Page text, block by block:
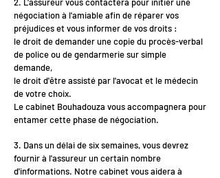
négociation à l'amiable afin de réparer vos
préjudices et vous informer de vos droits :
le droit de demander une copie du procès-verbal
de police ou de gendarmerie sur simple
demande,
le droit d'être assisté par l'avocat et le médecin
de votre choix.
Le cabinet Bouhadouza vous accompagnera pour
entamer cette phase de négociation.
3. Dans un délai de six semaines, vous devrez
fournir à l'assureur un certain nombre
d'informations. Notre cabinet vous aidera à